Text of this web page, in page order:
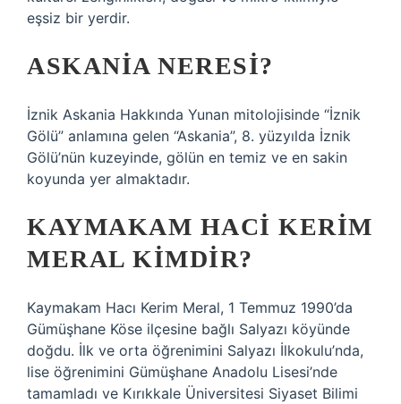
eşsiz bir yerdir.
ASKANIA NERESI?
İznik Askania Hakkında Yunan mitolojisinde “İznik
Gölü” anlamına gelen “Askania”, 8. yüzyılda İznik
Gölü’nün kuzeyinde, gölün en temiz ve en sakin
koyunda yer almaktadır.
KAYMAKAM HACI KERIM
MERAL KIMDIR?
Kaymakam Hacı Kerim Meral, 1 Temmuz 1990’da
Gümüşhane Köse ilçesine bağlı Salyazı köyünde
doğdu. İlk ve orta öğrenimini Salyazı İlkokulu’nda,
lise öğrenimini Gümüşhane Anadolu Lisesi’nde
tamamladı ve Kırıkkale Üniversitesi Siyaset Bilimi